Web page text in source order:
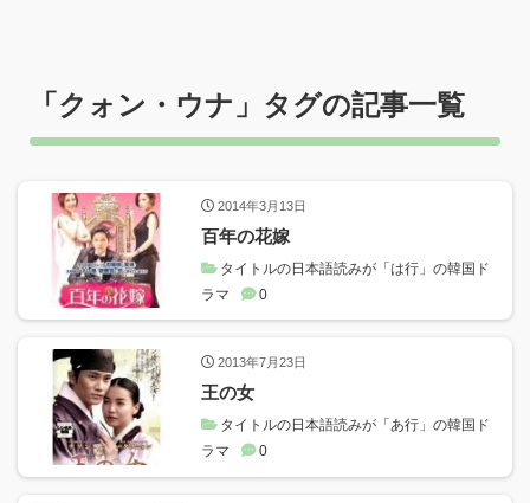
「クォン・ウナ 」タグの記事一覧
2014年3月13日
百年の花嫁
タイトルの日本語読みが「は行」の韓国ド
ラマ
0
2013年7月23日
王の女
タイトルの日本語読みが「あ行」の韓国ド
ラマ
0